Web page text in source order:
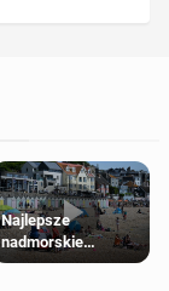
Najlepsze
nadmorskie
miasteczko blisko